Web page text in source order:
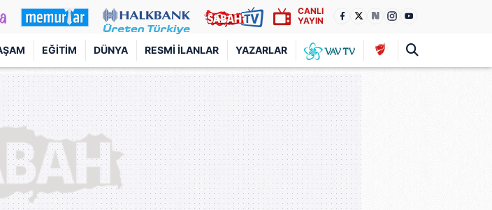
CANLI
YAYIN
EĞITIM DÜNYA RESMI İLANLAR YAZARLAR